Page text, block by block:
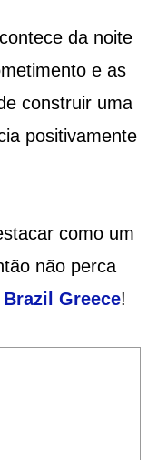
da noite
e as
construir uma
positivamente
como um
não perca
Brazil Greece!